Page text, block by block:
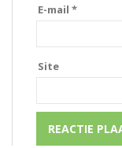
E-mail *
Site